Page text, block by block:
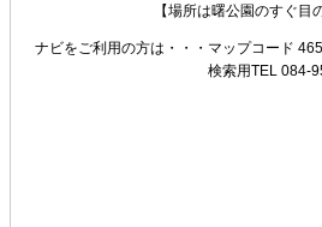
【場所は曙公園のすぐ目
ナビをご利用の方は・・・ マップコード
検索用TEL 084-